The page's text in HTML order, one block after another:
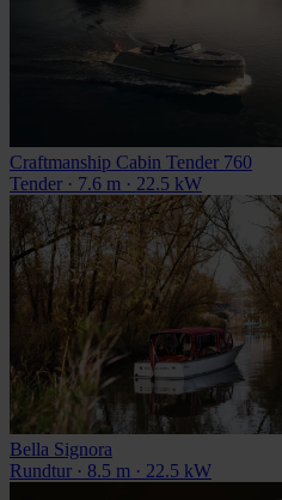
Craftmanship Cabin Tender 760
Tender · 7.6 m · 22.5 kW
Bella Signora
Rundtur · 8.5 m · 22.5 kW